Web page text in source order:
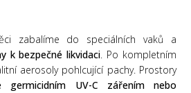
zabalíme do speciálních vaků a
k bezpečné likvidaci. Po kompletním
aerosoly pohlcující pachy. Prostory
germicidním UV-C zářením nebo